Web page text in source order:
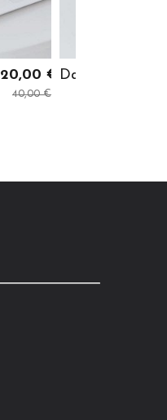
20,00 €
40,00 €
Damara